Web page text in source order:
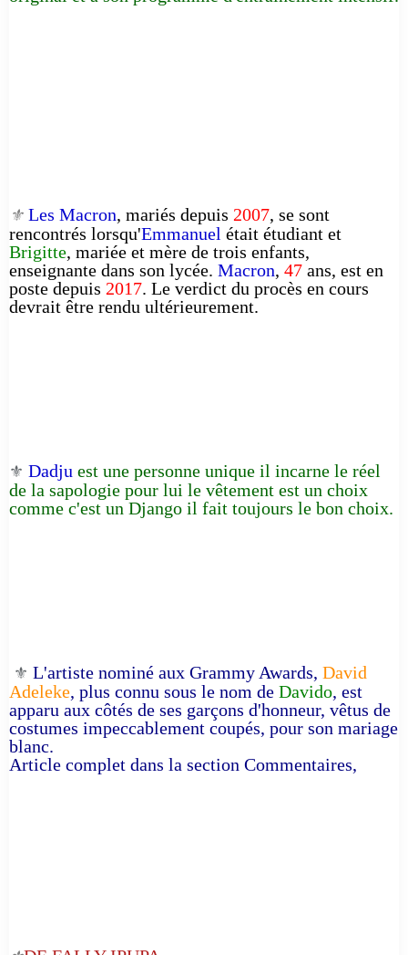
⚜️ Les Macron, mariés depuis 2007, se sont
rencontrés lorsqu'Emmanuel était étudiant et
Brigitte, mariée et mère de trois enfants,
enseignante dans son lycée. Macron, 47 ans, est en
poste depuis 2017. Le verdict du procès en cours
devrait être rendu ultérieurement.
⚜️ Dadju est une personne unique il incarne le réel
de la sapologie pour lui le vêtement est un choix
comme c'est un Django il fait toujours le bon choix.
⚜️ L'artiste nominé aux Grammy Awards, David
Adeleke, plus connu sous le nom de Davido, est
apparu aux côtés de ses garçons d'honneur, vêtus de
costumes impeccablement coupés, pour son mariage
blanc.
Article complet dans la section Commentaires,